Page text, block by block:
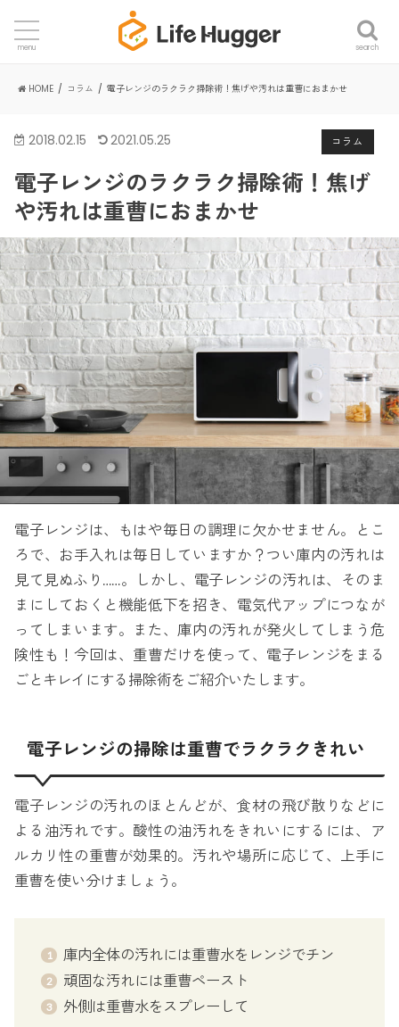
search
menu
HOME コラム 電子レンジのラクラク掃除術！焦げや汚れは重曹におまかせ
コラム
2018.02.15 2021.05.25
電子レンジのラクラク掃除術！焦げ
や汚れは重曹におまかせ
電子レンジは、もはや毎日の調理に欠かせません。とこ
ろで、お手入れは毎日していますか？つい庫内の汚れは
見て見ぬふり……。しかし、電子レンジの汚れは、そのま
まにしておくと機能低下を招き、電気代アップにつなが
ってしまいます。また、庫内の汚れが発火してしまう危
険性も！今回は、重曹だけを使って、電子レンジをまる
ごとキレイにする掃除術をご紹介いたします。
電子レンジの掃除は重曹でラクラクきれい
電子レンジの汚れのほとんどが、食材の飛び散りなどに
よる油汚れです。酸性の油汚れをきれいにするには、ア
ルカリ性の重曹が効果的。汚れや場所に応じて、上手に
重曹を使い分けましょう。
庫内全体の汚れには重曹水をレンジでチン
頑固な汚れには重曹ペースト
外側は重曹水をスプレーして